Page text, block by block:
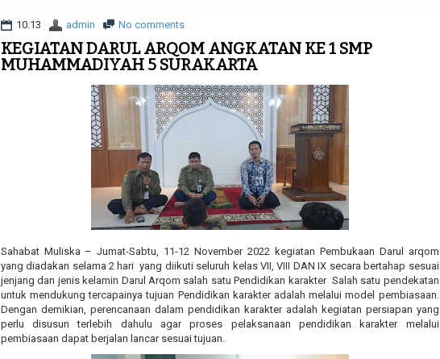
10.13 admin No comments
KEGIATAN DARUL ARQOM ANGKATAN KE 1 SMP
MUHAMMADIYAH 5 SURAKARTA
Sahabat Muliska – Jumat-Sabtu, 11-12 November 2022 kegiatan Pembukaan Darul arqom
yang diadakan selama 2 hari yang diikuti seluruh kelas VII, VIII DAN IX secara bertahap sesuai
jenjang dan jenis kelamin Darul Arqom salah satu Pendidikan karakter Salah satu pendekatan
untuk mendukung tercapainya tujuan Pendidikan karakter adalah melalui model pembiasaan.
Dengan demikian, perencanaan dalam pendidikan karakter adalah kegiatan persiapan yang
perlu disusun terlebih dahulu agar proses pelaksanaan pendidikan karakter melalui
pembiasaan dapat berjalan lancar sesuai tujuan.